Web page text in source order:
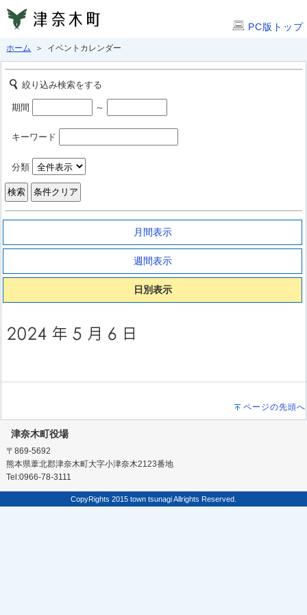
PC版トップ
ホーム ＞ イベントカレンダー
絞り込み検索をする
期間 ～
キーワード
分類
月間表示
週間表示
日別表示
ページの先頭へ
津奈木町役場
〒869-5692
熊本県葦北郡津奈木町大字小津奈木2123番地
Tel:0966-78-3111
CopyRights 2015 town tsunagi Allrights Reserved.